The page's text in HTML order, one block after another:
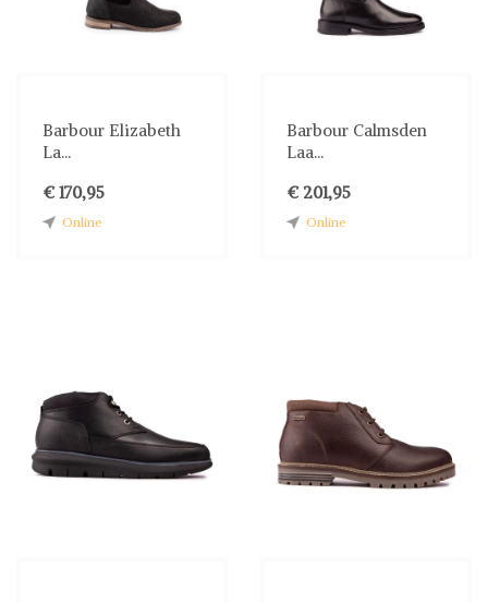
Barbour Elizabeth
La...
€ 170,95
Online
Barbour Calmsden
Laa...
€ 201,95
Online